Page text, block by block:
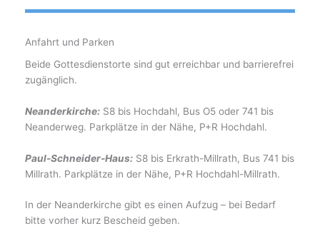
Anfahrt und Parken
Beide Gottesdienstorte sind gut erreichbar und barrierefrei
zugänglich.
Neanderkirche: S8 bis Hochdahl, Bus O5 oder 741 bis
Neanderweg. Parkplätze in der Nähe, P+R Hochdahl.
Paul-Schneider-Haus: S8 bis Erkrath-Millrath, Bus 741 bis
Millrath. Parkplätze in der Nähe, P+R Hochdahl-Millrath.
In der Neanderkirche gibt es einen Aufzug – bei Bedarf
bitte vorher kurz Bescheid geben.